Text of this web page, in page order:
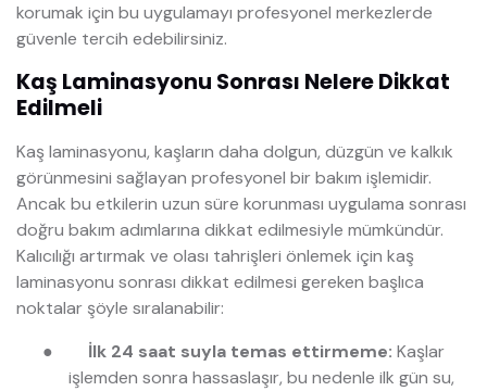
korumak için bu uygulamayı profesyonel merkezlerde
güvenle tercih edebilirsiniz.
Kaş Laminasyonu Sonrası Nelere Dikkat
Edilmeli
Kaş laminasyonu, kaşların daha dolgun, düzgün ve kalkık
görünmesini sağlayan profesyonel bir bakım işlemidir.
Ancak bu etkilerin uzun süre korunması uygulama sonrası
doğru bakım adımlarına dikkat edilmesiyle mümkündür.
Kalıcılığı artırmak ve olası tahrişleri önlemek için kaş
laminasyonu sonrası dikkat edilmesi gereken başlıca
noktalar şöyle sıralanabilir:
●
İlk 24 saat suyla temas ettirmeme: Kaşlar
işlemden sonra hassaslaşır, bu nedenle ilk gün su,